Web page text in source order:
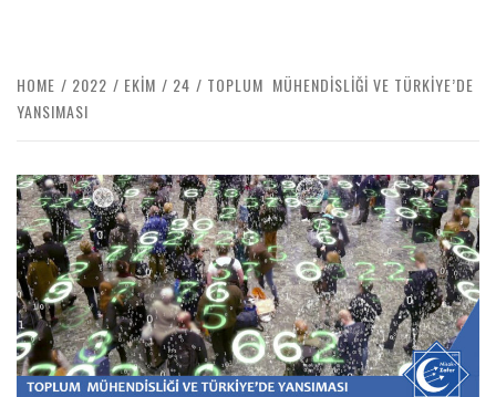
HOME 2022 EKIM 24
TOPLUM MÜHENDİSLİĞİ VE TÜRKİYE’DE
YANSIMASI